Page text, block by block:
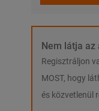
Nem látja az
Regisztráljon
MOST, hogy
és közvetlenül